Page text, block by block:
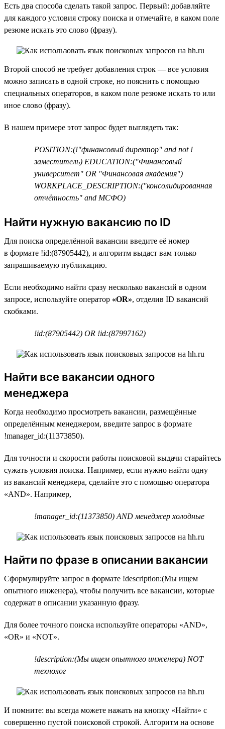
Есть два способа сделать такой запрос. Первый: добавляйте
для каждого условия строку поиска и отмечайте, в каком поле
резюме искать это слово (фразу).
Второй способ не требует добавления строк — все условия
можно записать в одной строке, но пояснить с помощью
специальных операторов, в каком поле резюме искать то или
иное слово (фразу).
В нашем примере этот запрос будет выглядеть так:
POSITION:(!"финансовый директор" and not !
заместитель) EDUCATION:("Финансовый
университет" OR "Финансовая академия")
WORKPLACE_DESCRIPTION:("консолидированная
отчётность" and МСФО)
Найти нужную вакансию по ID
Для поиска определённой вакансии введите её номер
в формате !id:(87905442), и алгоритм выдаст вам только
запрашиваемую публикацию.
Если необходимо найти сразу несколько вакансий в одном
запросе, используйте оператор «OR», отделив ID вакансий
скобками.
!id:(87905442) OR !id:(87997162)
Найти все вакансии одного
менеджера
Когда необходимо просмотреть вакансии, размещённые
определённым менеджером, введите запрос в формате
!manager_id:(11373850).
Для точности и скорости работы поисковой выдачи старайтесь
сужать условия поиска. Например, если нужно найти одну
из вакансий менеджера, сделайте это с помощью оператора
«AND». Например,
!manager_id:(11373850) AND менеджер холодные
Найти по фразе в описании вакансии
Сформулируйте запрос в формате !description:(Мы ищем
опытного инженера), чтобы получить все вакансии, которые
содержат в описании указанную фразу.
Для более точного поиска используйте операторы «AND»,
«OR» и «NOT».
!description:(Мы ищем опытного инженера) NOT
технолог
И помните: вы всегда можете нажать на кнопку «Найти» с
совершенно пустой поисковой строкой. Алгоритм на основе